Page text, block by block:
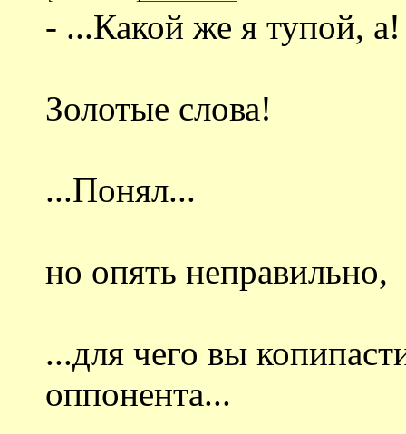
- ...Какой же я тупой,
Золотые слова!
...Понял...
но опять неправильно,
...для чего вы
оппонента...